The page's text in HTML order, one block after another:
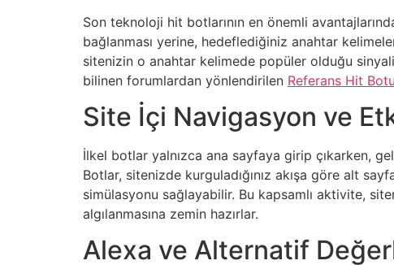
Son teknoloji hit botlarının en önemli
bağlanması yerine, hedeflediğiniz anahtar
sitenizin o anahtar kelimede popüler olduğu
bilinen forumlardan yönlendirilen Referans Hit Botu
Site İçi Navigasyon ve
İlkel botlar yalnızca ana sayfaya girip çıkarken,
Botlar, sitenizde kurguladığınız akışa göre alt
simülasyonu sağlayabilir. Bu kapsamlı aktivite,
algılanmasına zemin hazırlar.
Alexa ve Alternatif